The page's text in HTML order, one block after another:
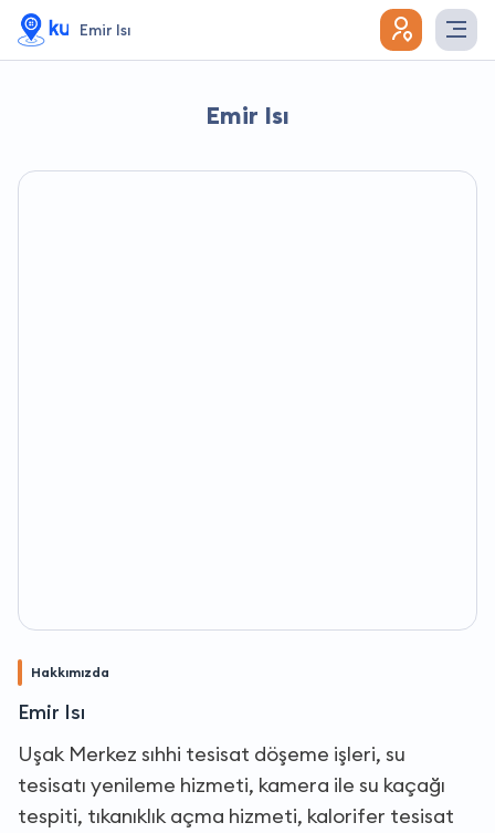
Emir Isı
Emir Isı
Hakkımızda
Emir Isı
Uşak Merkez sıhhi tesisat döşeme işleri, su
tesisatı yenileme hizmeti, kamera ile su kaçağı
tespiti, tıkanıklık açma hizmeti, kalorifer tesisat